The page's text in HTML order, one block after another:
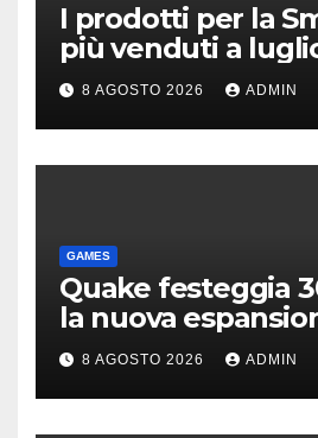
I prodotti per la
più venduti a
8 AGOSTO 2026 ADMIN
GAMES
Quake festeggia
la nuova
Dawn of The
8 AGOSTO 2026 ADMIN